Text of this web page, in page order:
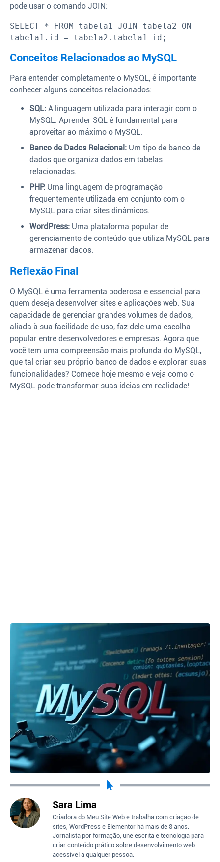
pode usar o comando JOIN:
SELECT * FROM tabela1 JOIN tabela2 ON
tabela1.id = tabela2.tabela1_id;
Conceitos Relacionados ao MySQL
Para entender completamente o MySQL, é importante
conhecer alguns conceitos relacionados:
SQL: A linguagem utilizada para interagir com o
MySQL. Aprender SQL é fundamental para
aproveitar ao máximo o MySQL.
Banco de Dados Relacional: Um tipo de banco de
dados que organiza dados em tabelas
relacionadas.
PHP: Uma linguagem de programação
frequentemente utilizada em conjunto com o
MySQL para criar sites dinâmicos.
WordPress: Uma plataforma popular de
gerenciamento de conteúdo que utiliza MySQL para
armazenar dados.
Reflexão Final
O MySQL é uma ferramenta poderosa e essencial para
quem deseja desenvolver sites e aplicações web. Sua
capacidade de gerenciar grandes volumes de dados,
aliada à sua facilidade de uso, faz dele uma escolha
popular entre desenvolvedores e empresas. Agora que
você tem uma compreensão mais profunda do MySQL,
que tal criar seu próprio banco de dados e explorar suas
funcionalidades? Comece hoje mesmo e veja como o
MySQL pode transformar suas ideias em realidade!
Sara Lima
Criadora do Meu Site Web e trabalha com criação de
sites, WordPress e Elementor há mais de 8 anos.
Jornalista por formação, une escrita e tecnologia para
criar conteúdo prático sobre desenvolvimento web
acessível a qualquer pessoa.